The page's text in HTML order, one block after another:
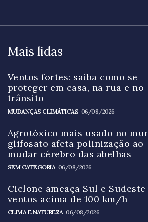
Mais lidas
Ventos fortes: saiba como se
proteger em casa, na rua e no
trânsito
MUDANÇAS CLIMÁTICAS 06/08/2026
Agrotóxico mais usado no
glifosato afeta polinização ao
mudar cérebro das abelhas
SEM CATEGORIA 06/08/2026
Ciclone ameaça Sul e
ventos acima de 100 km/h
CLIMA E NATUREZA 06/08/2026